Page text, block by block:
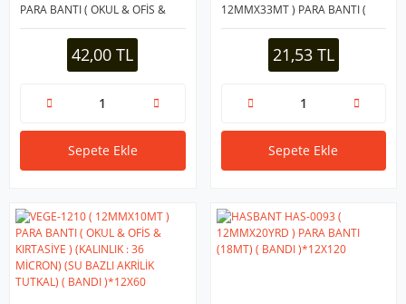
PARA BANTI ( OKUL & OFİS &
KIRTASİYE ) (KALINLIK : 36
MİCRON) (SU BAZLI AKRİLİK
TUTKAL) ( BANDI )*6X12
42,00 TL
Sepete Ekle
12MMX33MT ) PARA BANTI (
OKUL & OFİS & KIRTASİYE )
(KALINLIK : 36 MİCRON) (SU
BAZLI AKRİLİK TUTKAL) ( BANDI
21,53 TL
Sepete Ekle